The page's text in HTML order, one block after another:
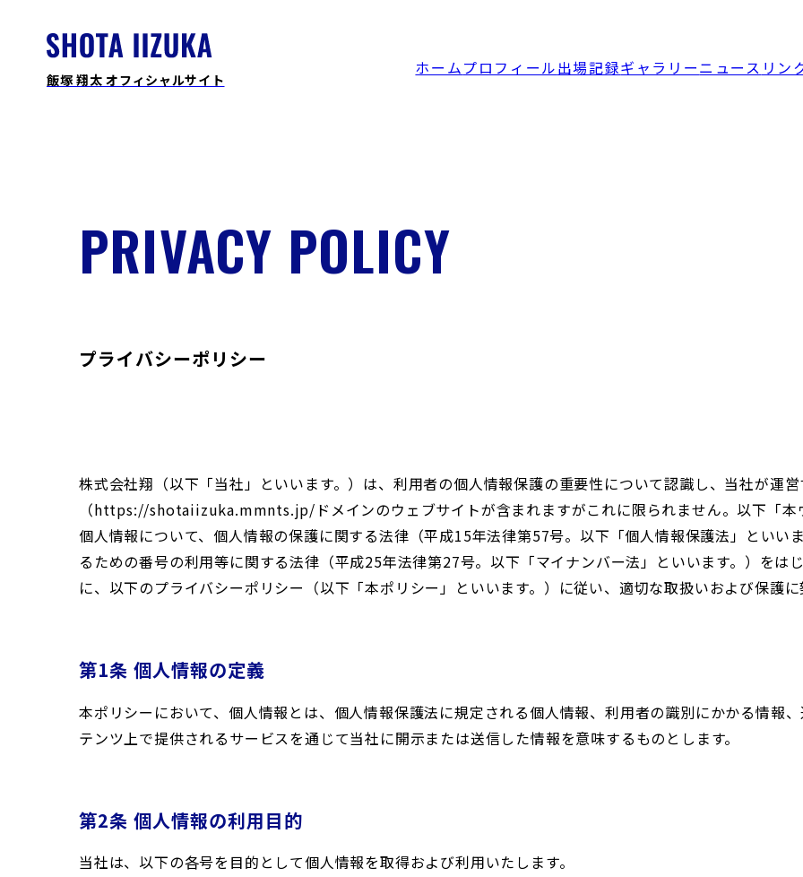
飯塚 翔太 オフィシャルサイト
ホームプロフィール出場記録ギャラリーニュース リン
PRIVACY POLICY
プライバシーポリシー
株式会社翔（以下「当社」といいます。）は、利用者の個人情報保護の重要性について認識し、当社が運
（https://shotaiizuka.mmnts.jp/ドメインのウェブサイトが含まれますがこれに限られません。以下「本
個人情報について、個人情報の保護に関する法律（平成15年法律第57号。以下「個人情報保護法」といい
るための番号の利用等に関する法律（平成25年法律第27号。以下「マイナンバー法」といいます。）をは
に、以下のプライバシーポリシー（以下「本ポリシー」といいます。）に従い、適切な取扱いおよび保護
第1条 個人情報の定義
本ポリシーにおいて、個人情報とは、個人情報保護法に規定される個人情報、利用者の識別にかかる情報
テンツ上で提供されるサービスを通じて当社に開示または送信した情報を意味するものとします。
第2条 個人情報の利用目的
当社は、以下の各号を目的として個人情報を取得および利用いたします。